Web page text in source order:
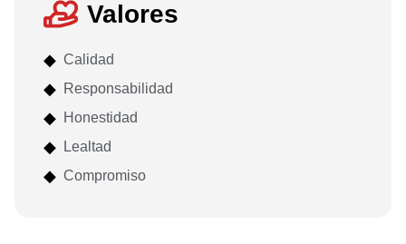
Valores
◆ Calidad
◆ Responsabilidad
◆ Honestidad
◆ Lealtad
◆ Compromiso